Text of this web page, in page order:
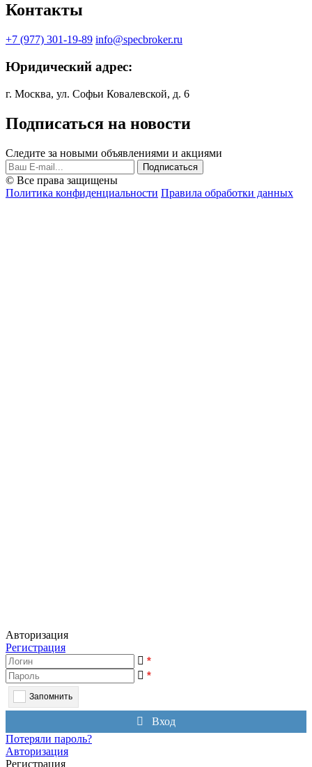
Контакты
+7 (977) 301-19-89 info@specbroker.ru
Юридический адрес:
г. Москва, ул. Софьи Ковалевской, д. 6
Подписаться на новости
Следите за новыми объявлениями и акциями
Подписаться
© Все права защищены
Политика конфиденциальности Правила обработки данных
Авторизация
Регистрация
*
*
Запомнить
Вход
Потеряли пароль?
Авторизация
Регистрация